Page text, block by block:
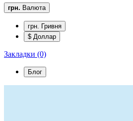
грн. Валюта
грн. Гривня
$ Доллар
Закладки (0)
Блог